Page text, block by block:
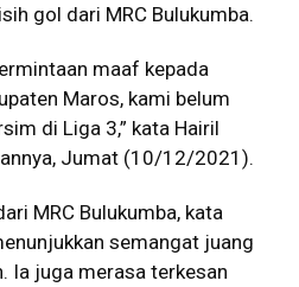
gol dari MRC Bulukumba.
maaf kepada
Maros, kami belum
di Liga 3,” kata Hairil
Jumat (10/12/2021).
MRC Bulukumba, kata
semangat juang
Ia juga merasa terkesan